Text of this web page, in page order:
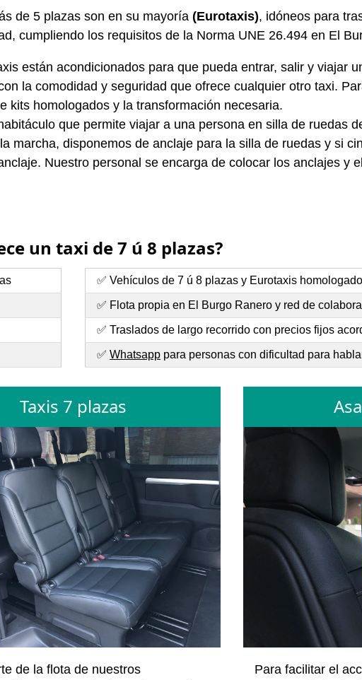
de 5 plazas son en su mayoría (Eurotaxis), idóneos para
cumpliendo los requisitos de la Norma UNE 26.494 en El
están acondicionados para que pueda entrar, salir y viajar
la comodidad y seguridad que ofrece cualquier otro taxi.
kits homologados y la transformación necesaria.
que permite viajar a una persona en silla de ruedas
marcha, disponemos de anclaje para la silla de ruedas y si
Nuestro personal se encarga de colocar los anclajes y
un taxi de 7 ú 8 plazas?
✅ Vehículos de 7 ú 8 plazas y Eurotaxis
✅ Flota propia en El Burgo Ranero y red de
✅ Traslados de largo recorrido con precios fijos
✅ Whatsapppara personas con dificultad para
Taxis 7 plazas
de la flota de nuestros
Para facilitar el